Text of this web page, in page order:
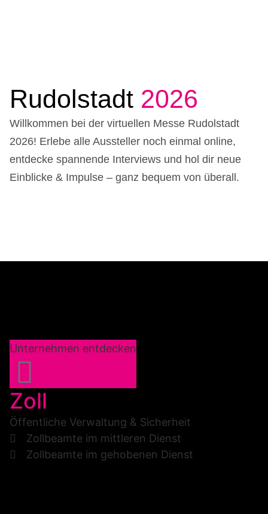
Rudolstadt 2026
Willkommen bei der virtuellen Messe Rudolstadt
2026! Erlebe alle Aussteller noch einmal online,
entdecke spannende Interviews und hol dir neue
Einblicke & Impulse – ganz bequem von überall.
Unternehmen entdecken
Zoll
Öffentliche Verwaltung & Sicherheit
Zollbeamte im mittleren Dienst
Zollbeamte im gehobenen Dienst